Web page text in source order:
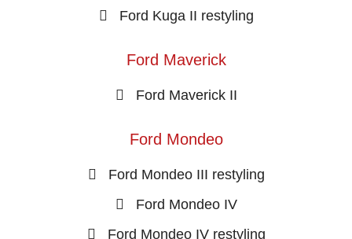
Ford Kuga II restyling
Ford Maverick
Ford Maverick II
Ford Mondeo
Ford Mondeo III restyling
Ford Mondeo IV
Ford Mondeo IV restyling